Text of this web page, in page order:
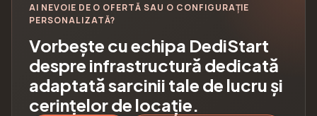
AI NEVOIE DE O OFERTĂ SAU O CONFIGURAȚIE
PERSONALIZATĂ?
Vorbește cu echipa DediStart
despre infrastructură dedicată
adaptată sarcinii tale de lucru și
cerințelor de locație.